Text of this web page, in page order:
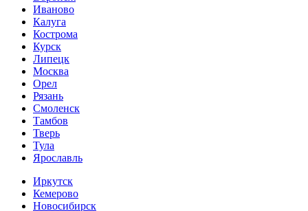
Иваново
Калуга
Кострома
Курск
Липецк
Москва
Орел
Рязань
Смоленск
Тамбов
Тверь
Тула
Ярославль
Иркутск
Кемерово
Новосибирск